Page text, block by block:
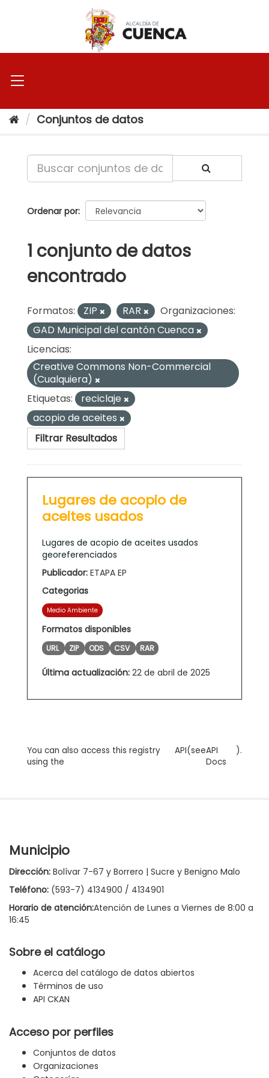
Conjuntos de datos
Ordenar por
1 conjunto de datos
encontrado
Formatos: ZIP RAR
Organizaciones:
GAD Municipal del cantón Cuenca
Licencias:
Creative Commons Non-Commercial
(Cualquiera)
Etiquetas:
reciclaje
acopio de aceites
Filtrar Resultados
Lugares de acopio de
aceites usados
Lugares de acopio de aceites usados
georeferenciados
Publicador: ETAPA EP
Categorias
Medio Ambiente
Formatos disponibles
URL ZIP ODS CSV RAR
Última actualización: 22 de abril de 2025
You can also access this registry
using the
API(seeAPI
Docs
).
Municipio
Dirección: Bolívar 7-67 y Borrero | Sucre y Benigno Malo
Teléfono: (593-7) 4134900 / 4134901
Horario de atención:Atención de Lunes a Viernes de 8:00 a
16:45
Sobre el catálogo
Acerca del catálogo de datos abiertos
Términos de uso
API CKAN
Acceso por perfiles
Conjuntos de datos
Organizaciones